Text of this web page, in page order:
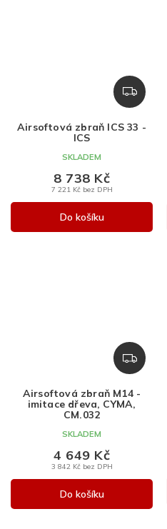
Z
D
R
Airsoftová zbraň ICS 33 -
ICS
SKLADEM
7 221 Kč bez DPH
8 738 Kč
Do košíku
Z
D
R
Airsoftová zbraň M14 -
imitace dřeva, CYMA,
CM.032
SKLADEM
3 842 Kč bez DPH
4 649 Kč
Do košíku